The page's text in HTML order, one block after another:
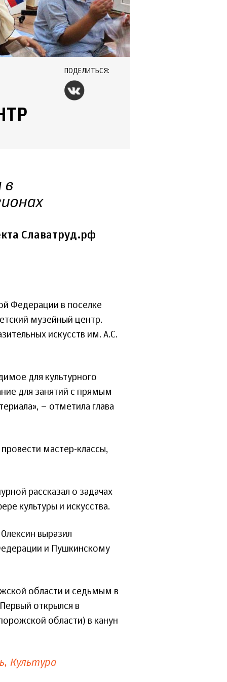
ПОДЕЛИТЬСЯ:
в
Славатруд.рф
Федерации в поселке
музейный центр.
искусств им. А.С.
для культурного
для занятий с прямым
– отметила глава
мастер-классы,
рассказал о задачах
культуры и искусства.
выразил
и Пушкинскому
области и седьмым в
открылся в
области) в канун
Культура